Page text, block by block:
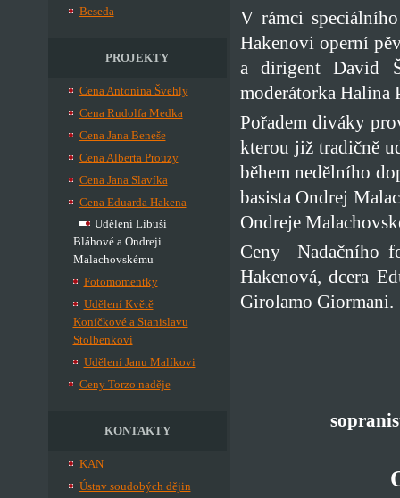
Beseda
PROJEKTY
Cena Antonína Švehly
Cena Rudolfa Medka
Cena Jana Beneše
Cena Alberta Prouzy
Cena Jana Slavíka
Cena Eduarda Hakena
Udělení Libuši
Bláhové a Ondreji
Malachovskému
Fotomomentky
Udělení Květě
Koníčkové a Stanislavu
Stolbenkovi
Udělení Janu Malíkovi
Ceny Torzo naděje
KONTAKTY
KAN
Ústav soudobých dějin
V rámci
Hakenovi operní
a dirigent David
moderátorka Halina
Pořadem diváky
kterou již tradičně
během nedělního
basista Ondrej
Ondreje
Ceny Nadačního
Hakenová, dcera
Girolamo Giormani.